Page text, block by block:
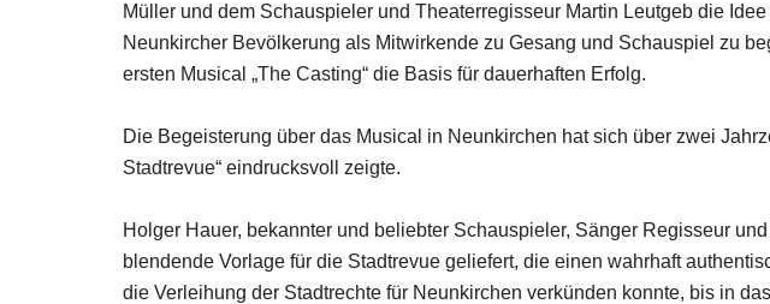
Müller und dem Schauspieler und Theaterregisseur Martin Leutgeb die
Neunkircher Bevölkerung als Mitwirkende zu Gesang und Schauspiel zu
ersten Musical „The Casting“ die Basis für dauerhaften Erfolg.
Die Begeisterung über das Musical in Neunkirchen hat sich über zwei
Stadtrevue“ eindrucksvoll zeigte.
Holger Hauer, bekannter und beliebter Schauspieler, Sänger Regisseur
blendende Vorlage für die Stadtrevue geliefert, die einen wahrhaft
die Verleihung der Stadtrechte für Neunkirchen verkünden konnte, bis in